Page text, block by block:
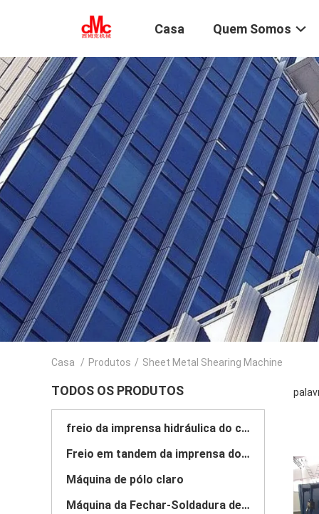
Casa Quem Somos
Casa / Produtos / Sheet Metal Shearing Machine
TODOS OS PRODUTOS
freio da imprensa hidráulica do cnc
Freio em tandem da imprensa do CNC
Máquina de pólo claro
Máquina da Fechar-Soldadura de pólo claro